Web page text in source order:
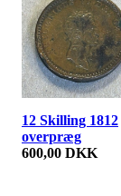
12 Skilling 1812
overpræg
600,00 DKK